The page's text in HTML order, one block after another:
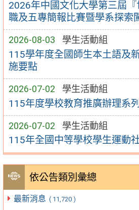
2026年中國文化大學第三屆
職及五專簡報比賽暨學系探索
2026-08-03 學生活動組
115學年度全國師生本土語及
施要點
2026-07-02 學生活動組
115年度學校教育推廣辦理系
2026-07-02 學生活動組
115年全國中等學校學生運動
依公告類別彙總
最新消息 ( 11,720 )